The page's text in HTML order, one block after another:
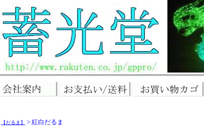
【だるま】 > 紅白だるま